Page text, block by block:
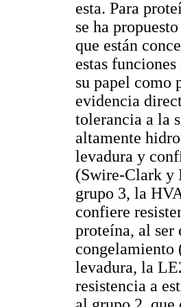
esta. Para
se ha
que están
estas
su papel como
evidencia
tolerancia a la
altamente
levadura y
(Swire-Clark y
grupo 3, la
confiere
proteína, al ser
congelamiento
levadura, la
resistencia a